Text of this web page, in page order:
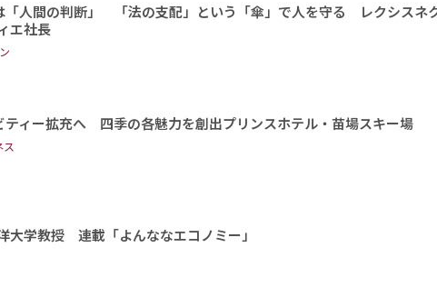
「人間の判断」 「法の支配」という「傘」で人を守る レクシスネ
エ社長
ティー拡充へ 四季の各魅力を創出プリンスホテル・苗場スキー場
大学教授 連載「よんななエコノミー」